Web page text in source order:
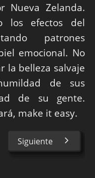
Nueva Zelanda.
los efectos del
patrones
emocional. No
la belleza salvaje
de sus
de su gente.
make it easy.
Siguiente